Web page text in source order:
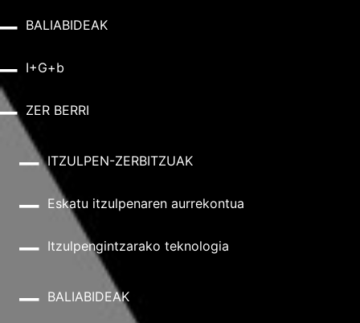
BALIABIDEAK
I+G+b
ZER BERRI
ITZULPEN-ZERBITZUAK
Eskatu itzulpenaren aurrekontua
Itzulpengintzarako teknologia
BALIABIDEAK